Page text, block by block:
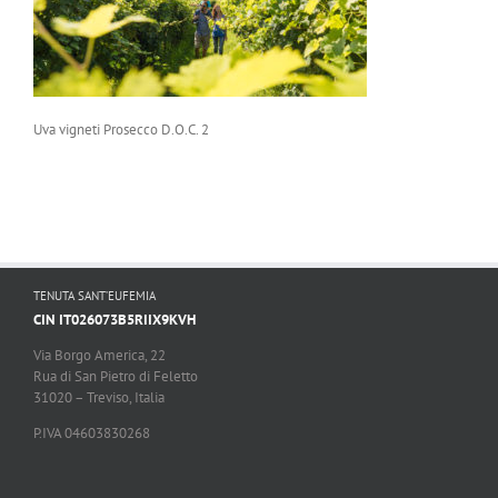
Uva vigneti Prosecco D.O.C. 2
TENUTA SANT’EUFEMIA
CIN IT026073B5RIIX9KVH
Via Borgo America, 22
Rua di San Pietro di Feletto
31020 – Treviso, Italia
P.IVA 04603830268